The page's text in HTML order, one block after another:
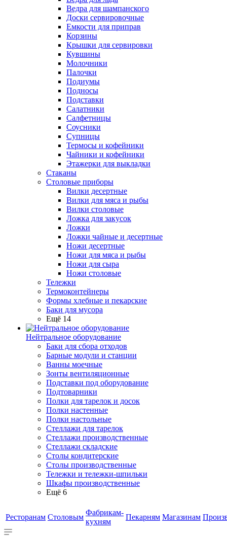
Ведра для шампанского
Доски сервировочные
Емкости для приправ
Корзины
Крышки для сервировки
Кувшины
Молочники
Палочки
Подиумы
Подносы
Подставки
Салатники
Салфетницы
Соусники
Супницы
Термосы и кофейники
Чайники и кофейники
Этажерки для выкладки
Стаканы
Столовые приборы
Вилки десертные
Вилки для мяса и рыбы
Вилки столовые
Ложка для закусок
Ложки
Ложки чайные и десертные
Ножи десертные
Ножи для мяса и рыбы
Ножи для сыра
Ножи столовые
Тележки
Термоконтейнеры
Формы хлебные и пекарские
Баки для мусора
Ещё 14
Нейтральное оборудование
Баки для сбора отходов
Барные модули и станции
Ванны моечные
Зонты вентиляционные
Подставки под оборудование
Подтоварники
Полки для тарелок и досок
Полки настенные
Полки настольные
Стеллажи для тарелок
Стеллажи производственные
Стеллажи складские
Столы кондитерские
Столы производственные
Тележки и тележки-шпильки
Шкафы производственные
Ещё 6
Ресторанам Столовым
Фабрикам-
кухням
Пекарням Магазинам